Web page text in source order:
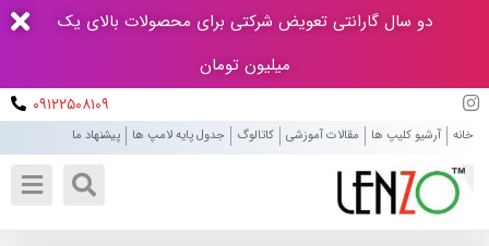
دو سال گارانتی تعویض شرکتی برای محصولات بالای یک
میلیون تومان
۰۹۱۲۲۵۰۸۱۰۹
خانه آرشیو کلیپ ها مقالات آموزشی کاتالوگ جدول پایه لامپ ها پیشنهاد ما